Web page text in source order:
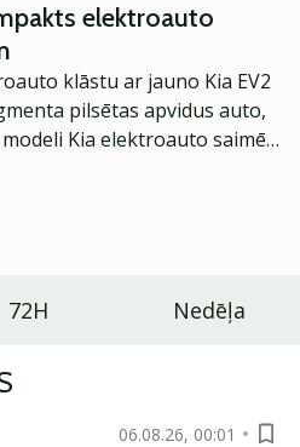
elektroauto
klāstu ar jauno Kia EV2
pilsētas apvidus auto,
Kia elektroauto saimē
72H Nedēļa
06.08.26, 00:01